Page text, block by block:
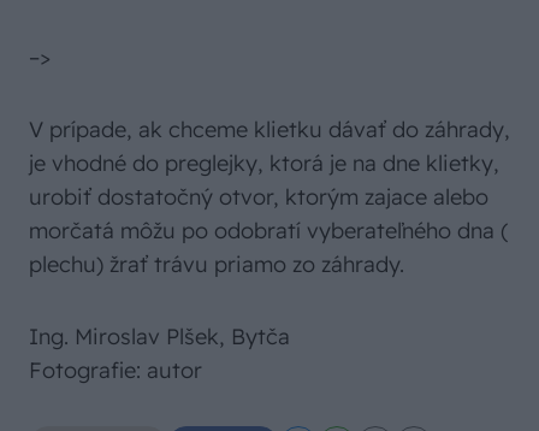
–>
V prípade, ak chceme klietku dávať do záhrady,
je vhodné do preglejky, ktorá je na dne klietky,
urobiť dostatočný otvor, ktorým zajace alebo
morčatá môžu po odobratí vyberateľného dna (
plechu) žrať trávu priamo zo záhrady.
Ing. Miroslav Plšek, Bytča
Fotografie: autor